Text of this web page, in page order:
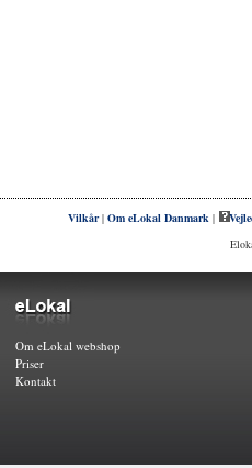
Vilkår|Om eLokal Danmark |
Om eLokal webshop
Priser
Kontakt